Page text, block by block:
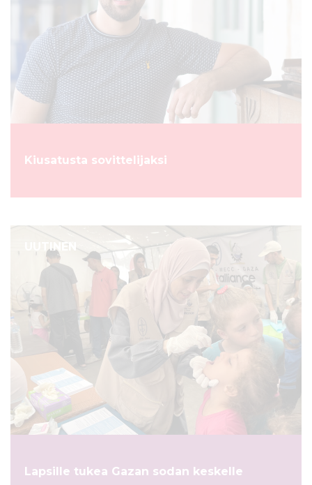
Kiusatusta sovittelijaksi
UUTINEN
Lapsille tukea Gazan sodan keskelle